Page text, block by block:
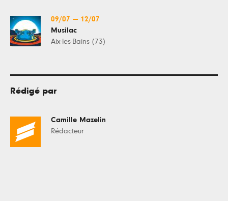
09/07 — 12/07
Musilac
Aix-les-Bains (73)
Rédigé par
Camille Mazelin
Rédacteur